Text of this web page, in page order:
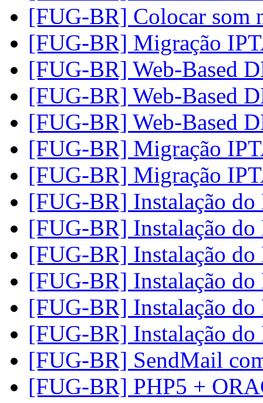
[FUG-BR] Colocar som
[FUG-BR] Migração
[FUG-BR] Web-Based
[FUG-BR] Web-Based
[FUG-BR] Web-Based
[FUG-BR] Migração
[FUG-BR] Migração
[FUG-BR] Instalação
[FUG-BR] Instalação
[FUG-BR] Instalação
[FUG-BR] Instalação
[FUG-BR] Instalação
[FUG-BR] Instalação
[FUG-BR] SendMail
[FUG-BR] PHP5 +